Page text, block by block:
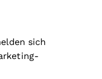
sich